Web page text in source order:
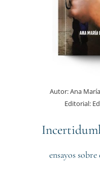
Autor:Ana
Editorial:
ensayos